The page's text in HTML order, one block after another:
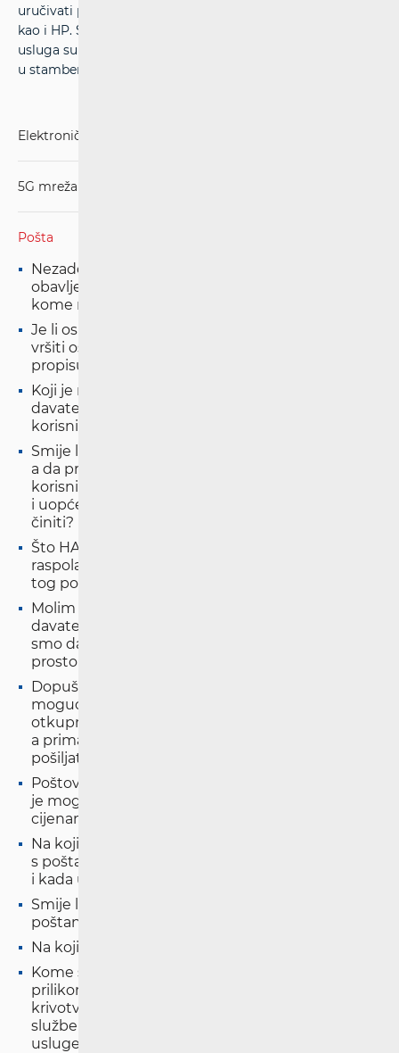
uručivati poštanske pošiljke u kućne kovčežiće jednako
kao i HP. Sukladno odredbama ZPU-a, korisnici poštanskih
usluga su obvezni omogućiti pristup kućnim kovčežićima
u stambenim zgradama.
Elektroničke komunikacije
5G mreža
Pošta
Nezadovoljan sam načinom na koji mi je
obavljena poštanska usluga. Na koji se način i
kome mogu žaliti?
Je li osim Hrvatske pošte tko drugi u RH ovlašten
vršiti osobnu dostavu pismena onako kako ju
propisuju posebni zakoni?
Koji je maksimalni iznos naknade štete koju
davatelj poštanske usluge mora isplatiti
korisniku?
Smije li i na koji način HP zatvoriti poštanski ured,
a da pri tome, nas, lokalno stanovništvo i
korisnike tog ureda o istome ne pita za mišljenje
i uopće ne obavijesti o tome što nam je dalje
činiti?
Što HAKOM može učiniti i koje su mu mjere na
raspolaganju? Koja su naša prava kao korisnika
tog poštanskog ureda u konkretnom slučaju?
Molim Vaš odgovor zašto ne dobivamo račune
davatelja određenih usluga za isporuku kojih
smo dali adresu našeg poštanskog pretinca u
prostoru pošte u Kraljevici?
Dopušta li Zakon o poštanskim uslugama
mogućnost otvaranja pošiljke (pouzećem, s
otkupninom) prije nego li primatelj plati pošiljku,
a primatelj sumnja na prevaru od strane
pošiljatelja?
Poštovani, molim vas nekoliko informacija. Kako
je moguće da su u Hrvatskoj tako velike razlike u
cijenama različitih davatelja poštanskih usluga?
Na koji način se provodi carinski postupak u vezi
s poštanskim pošiljkama Hrvatske pošte, te kako
i kada u navedenom slučaju ide naplata ležarine?
Smije li se preporučeno pismo ostaviti u
poštanskom sandučiću ili zataknuto na ogradi?
Na koji način se uručuju preporučene pošiljke?
Kome se može obratiti onaj tko sumnja da je
prilikom obavljanja postupka dostave došlo do
krivotvorenja njegovog vlastoručnog potpisa u
službenoj dokumentaciji davatelja poštanske
usluge?